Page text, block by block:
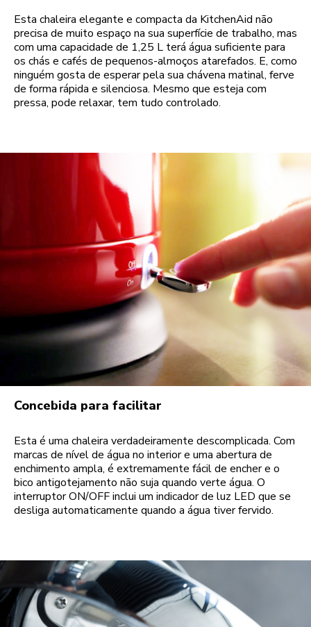
Esta chaleira elegante e compacta da KitchenAid não
precisa de muito espaço na sua superfície de trabalho, mas
com uma capacidade de 1,25 L terá água suficiente para
os chás e cafés de pequenos-almoços atarefados. E, como
ninguém gosta de esperar pela sua chávena matinal, ferve
de forma rápida e silenciosa. Mesmo que esteja com
pressa, pode relaxar, tem tudo controlado.
Concebida para facilitar
Esta é uma chaleira verdadeiramente descomplicada. Com
marcas de nível de água no interior e uma abertura de
enchimento ampla, é extremamente fácil de encher e o
bico antigotejamento não suja quando verte água. O
interruptor ON/OFF inclui um indicador de luz LED que se
desliga automaticamente quando a água tiver fervido.